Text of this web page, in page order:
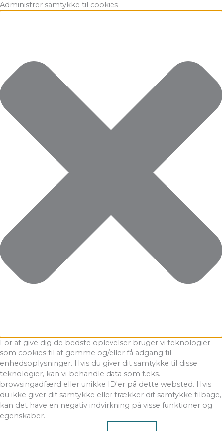
Administrer samtykke til cookies
For at give dig de bedste oplevelser bruger vi teknologier
som cookies til at gemme og/eller få adgang til
enhedsoplysninger. Hvis du giver dit samtykke til disse
teknologier, kan vi behandle data som f.eks.
browsingadfærd eller unikke ID'er på dette websted. Hvis
du ikke giver dit samtykke eller trækker dit samtykke tilbage,
kan det have en negativ indvirkning på visse funktioner og
egenskaber.
Funktionsdygtig
Præferencer
Statistikker
Marketing
Gå
til